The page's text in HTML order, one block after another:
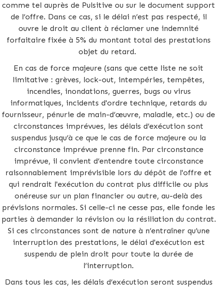
comme tel auprès de Pulsitive ou sur le document support
de l’offre. Dans ce cas, si le délai n’est pas respecté, il
ouvre le droit au client à réclamer une indemnité
forfaitaire fixée à 5% du montant total des prestations
objet du retard.
En cas de force majeure (sans que cette liste ne soit
limitative : grèves, lock-out, intempéries, tempêtes,
incendies, inondations, guerres, bugs ou virus
informatiques, incidents d'ordre technique, retards du
fournisseur, pénurie de main-d’œuvre, maladie, etc.) ou de
circonstances imprévues, les délais d’exécution sont
suspendus jusqu’à ce que le cas de force majeure ou la
circonstance imprévue prenne fin. Par circonstance
imprévue, il convient d’entendre toute circonstance
raisonnablement imprévisible lors du dépôt de l'offre et
qui rendrait l'exécution du contrat plus difficile ou plus
onéreuse sur un plan financier ou autre, au-delà des
prévisions normales. Si celle-ci ne cesse pas, elle fonde les
parties à demander la révision ou la résiliation du contrat.
Si ces circonstances sont de nature à n’entraîner qu’une
interruption des prestations, le délai d'exécution est
suspendu de plein droit pour toute la durée de
l’interruption.
Dans tous les cas, les délais d’exécution seront suspendus